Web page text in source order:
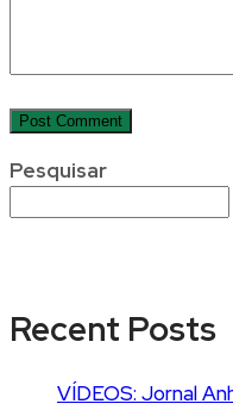
Pesquisar
Recent Posts
VÍDEOS: Jornal